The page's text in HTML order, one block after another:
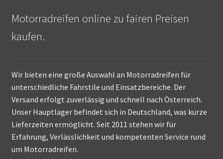
Motorradreifen online zu fairen Preisen
kaufen.
Wir bieten eine große Auswahl an Motorradreifen für
unterschiedliche Fahrstile und Einsatzbereiche. Der
Versand erfolgt zuverlässig und schnell nach Österreich.
Unser Hauptlager befindet sich in Deutschland, was kurze
Lieferzeiten ermöglicht. Seit 2011 stehen wir für
Erfahrung, Verlässlichkeit und kompetenten Service rund
um Motorradreifen.